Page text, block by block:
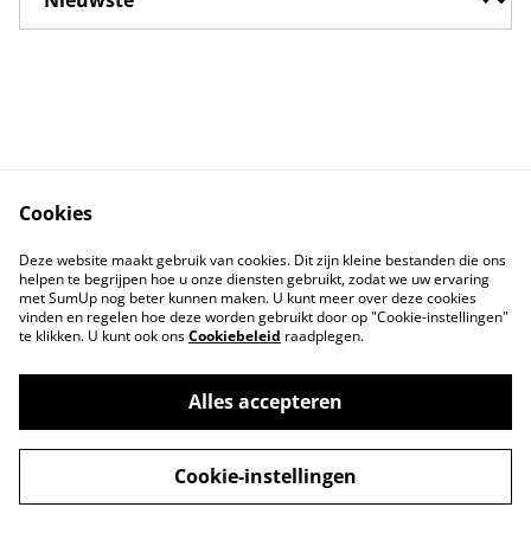
Contact
Voorwaarden
Privacybeleid
Cookiebeleid
©2026Markthuis Friesland
powered by
Cookies
Deze website maakt gebruik van cookies. Dit zijn kleine bestanden die ons
helpen te begrijpen hoe u onze diensten gebruikt, zodat we uw ervaring
met SumUp nog beter kunnen maken. U kunt meer over deze cookies
vinden en regelen hoe deze worden gebruikt door op "Cookie-instellingen"
te klikken. U kunt ook onsCookiebeleid raadplegen.
Alles accepteren
Cookie-instellingen